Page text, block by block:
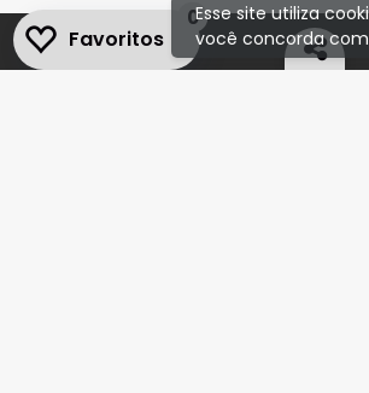
Favoritos
0Esse site utiliza
você concorda